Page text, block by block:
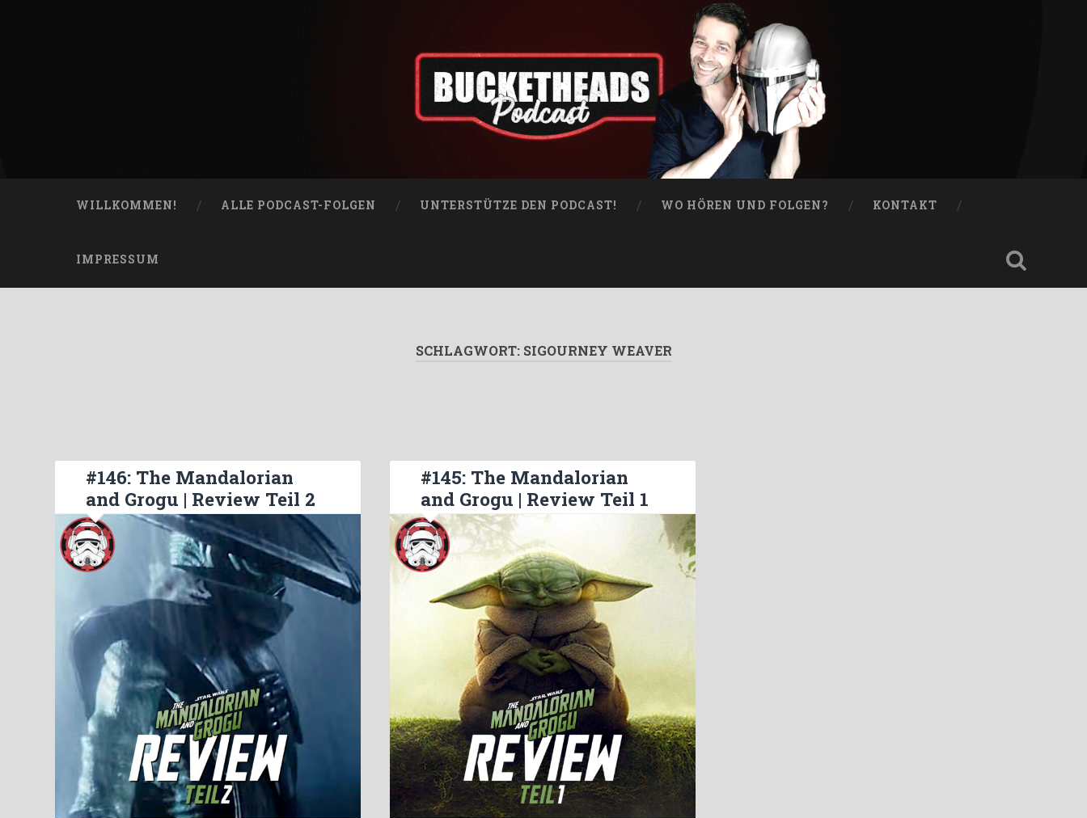
WILLKOMMEN! ALLE PODCAST-FOLGEN UNTERSTÜTZE DEN PODCAST! WO HÖREN UND FOLGEN? KONTAKT
IMPRESSUM
SCHLAGWORT: SIGOURNEY WEAVER
#146: The Mandalorian
and Grogu | Review Teil 2
#145: The Mandalorian
and Grogu | Review Teil 1